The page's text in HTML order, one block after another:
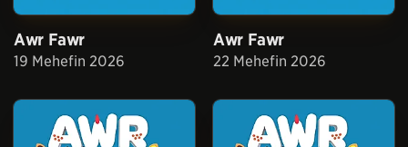
Awr Fawr
19 Mehefin 2026
Awr Fawr
22 Mehefin 2026